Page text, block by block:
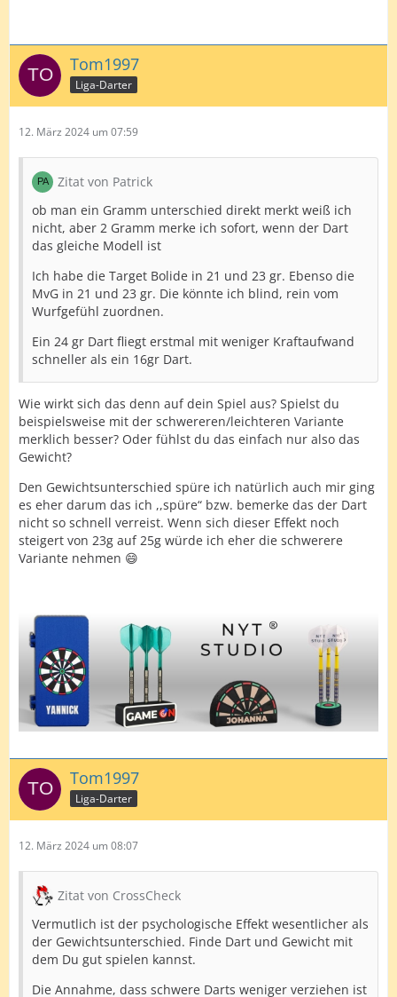
Tom1997
Liga-Darter
12. März 2024 um 07:59
Zitat von Patrick
ob man ein Gramm unterschied direkt merkt weiß ich
nicht, aber 2 Gramm merke ich sofort, wenn der Dart
das gleiche Modell ist
Ich habe die Target Bolide in 21 und 23 gr. Ebenso die
MvG in 21 und 23 gr. Die könnte ich blind, rein vom
Wurfgefühl zuordnen.
Ein 24 gr Dart fliegt erstmal mit weniger Kraftaufwand
schneller als ein 16gr Dart.
Wie wirkt sich das denn auf dein Spiel aus? Spielst du
beispielsweise mit der schwereren/leichteren Variante
merklich besser? Oder fühlst du das einfach nur also das
Gewicht?
Den Gewichtsunterschied spüre ich natürlich auch mir ging
es eher darum das ich ,,spüre“ bzw. bemerke das der Dart
nicht so schnell verreist. Wenn sich dieser Effekt noch
steigert von 23g auf 25g würde ich eher die schwerere
Variante nehmen 😄
Tom1997
Liga-Darter
12. März 2024 um 08:07
Zitat von CrossCheck
Vermutlich ist der psychologische Effekt wesentlicher als
der Gewichtsunterschied. Finde Dart und Gewicht mit
dem Du gut spielen kannst.
Die Annahme, dass schwere Darts weniger verziehen ist